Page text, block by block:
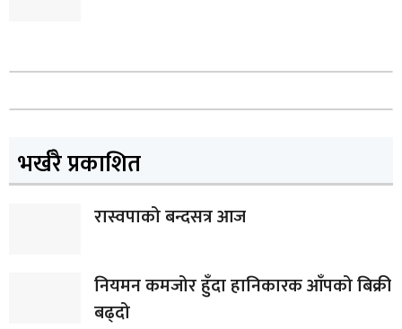
भर्खरै प्रकाशित
रास्वपाको बन्दसत्र आज
नियमन कमजोर हुँदा हानिकारक आँपको बिक्री
बढ्दो